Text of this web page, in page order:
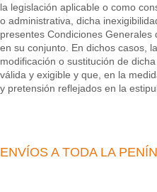
la legislación aplicable o como
o administrativa, dicha
presentes Condiciones
en su conjunto. En dichos casos,
modificación o sustitución de
válida y exigible y que, en la
y pretensión reflejados en la
ENVÍOS A TODA LA